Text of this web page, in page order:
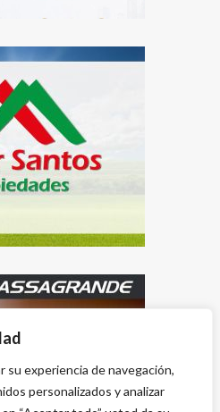
su experiencia de navegación,
personalizados y analizar